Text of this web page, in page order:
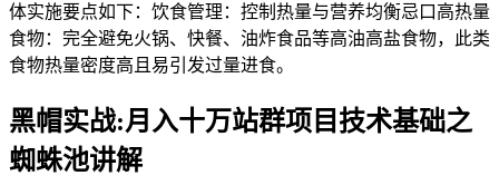
体实施要点如下：饮食管理：控制热量与营养均衡忌口高热量
食物：完全避免火锅、快餐、油炸食品等高油高盐食物，此类
食物热量密度高且易引发过量进食。
黑帽实战:月入十万站群项目技术基础之
蜘蛛池讲解